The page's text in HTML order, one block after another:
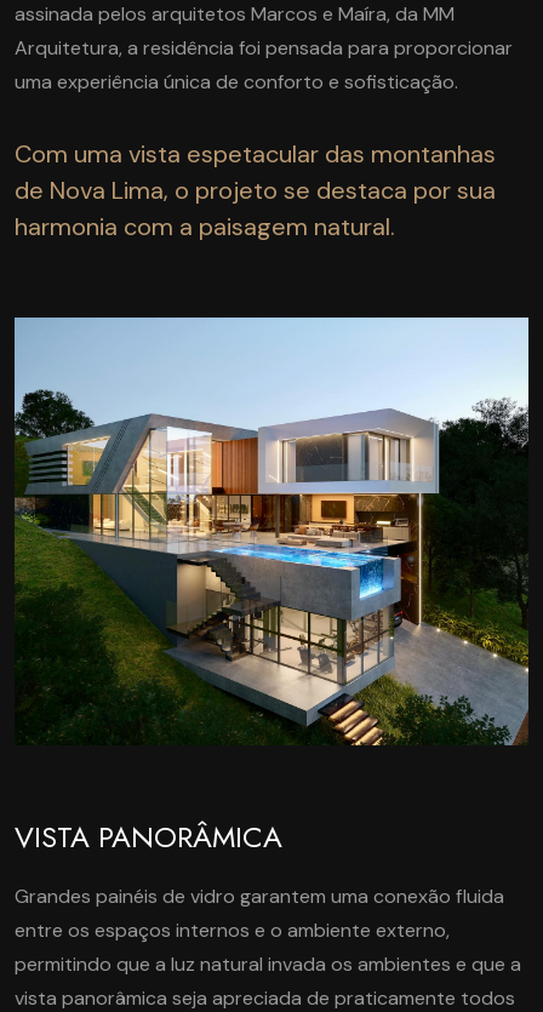
assinada pelos arquitetos Marcos e Maíra, da MM
Arquitetura, a residência foi pensada para proporcionar
uma experiência única de conforto e sofisticação.
Com uma vista espetacular das montanhas
de Nova Lima, o projeto se destaca por sua
harmonia com a paisagem natural.
VISTA PANORÂMICA
Grandes painéis de vidro garantem uma conexão fluida
entre os espaços internos e o ambiente externo,
permitindo que a luz natural invada os ambientes e que a
vista panorâmica seja apreciada de praticamente todos